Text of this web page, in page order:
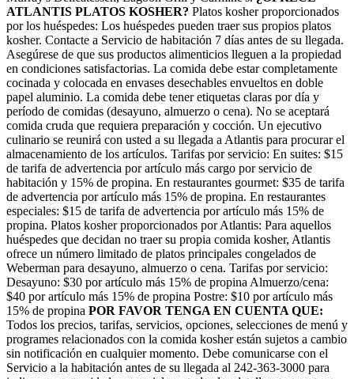
ATLANTIS PLATOS KOSHER? Platos kosher proporcionados
por los huéspedes: Los huéspedes pueden traer sus propios platos
kosher. Contacte a Servicio de habitación 7 días antes de su llegada.
Asegúrese de que sus productos alimenticios lleguen a la propiedad
en condiciones satisfactorias. La comida debe estar completamente
cocinada y colocada en envases desechables envueltos en doble
papel aluminio. La comida debe tener etiquetas claras por día y
período de comidas (desayuno, almuerzo o cena). No se aceptará
comida cruda que requiera preparación y cocción. Un ejecutivo
culinario se reunirá con usted a su llegada a Atlantis para procurar el
almacenamiento de los artículos. Tarifas por servicio: En suites: $15
de tarifa de advertencia por artículo más cargo por servicio de
habitación y 15% de propina. En restaurantes gourmet: $35 de tarifa
de advertencia por artículo más 15% de propina. En restaurantes
especiales: $15 de tarifa de advertencia por artículo más 15% de
propina. Platos kosher proporcionados por Atlantis: Para aquellos
huéspedes que decidan no traer su propia comida kosher, Atlantis
ofrece un número limitado de platos principales congelados de
Weberman para desayuno, almuerzo o cena. Tarifas por servicio:
Desayuno: $30 por artículo más 15% de propina Almuerzo/cena:
$40 por artículo más 15% de propina Postre: $10 por artículo más
15% de propina POR FAVOR TENGA EN CUENTA QUE:
Todos los precios, tarifas, servicios, opciones, selecciones de menú y
programes relacionados con la comida kosher están sujetos a cambio
sin notificación en cualquier momento. Debe comunicarse con el
Servicio a la habitación antes de su llegada al 242-363-3000 para